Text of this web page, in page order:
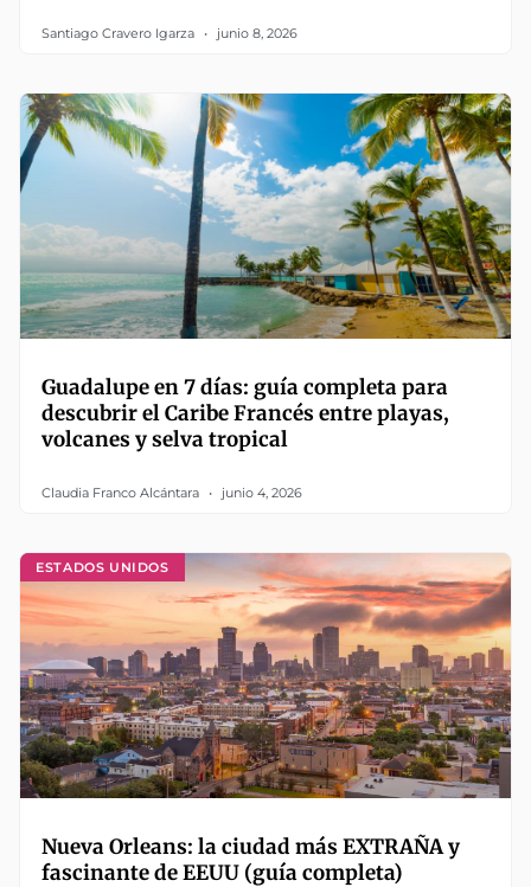
Santiago Cravero Igarza junio 8, 2026
Guadalupe en 7 días: guía completa para
descubrir el Caribe Francés entre playas,
volcanes y selva tropical
Claudia Franco Alcántara junio 4, 2026
ESTADOS UNIDOS
Nueva Orleans: la ciudad más EXTRAÑA y
fascinante de EEUU (guía completa)